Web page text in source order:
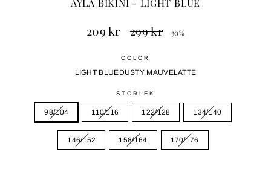
209 kr
Ordinarie
pris
299 kr
prisnivå
30%
COLOR
LIGHT BLUEDUSTY MAUVELATTE
STORLEK
98/104 110/116 122/128 134/140
146/152 158/164 170/176